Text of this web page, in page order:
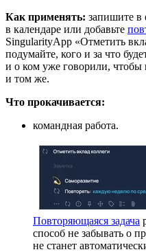
Как применять: запишите в
в календаре или добавьте
SingularityApp «Отметить
подумайте, кого и за что
и о ком уже говорили, чтобы
и том же.
Что прокачивается:
командная работа.
Повторяющаяся задача
способ не забывать о
не станет